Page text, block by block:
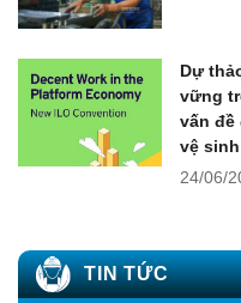
Dự
vững
vấn đề
vệ
24/06/
TIN TỨC